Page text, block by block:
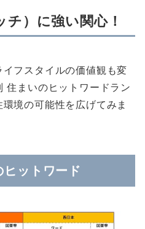
）に強い関心！
フスタイルの価値観も変
住まいのヒットワードラン
境の可能性を広げてみま
ヒットワード